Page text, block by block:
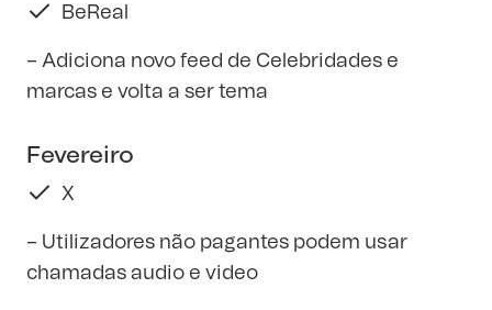
BeReal
– Adiciona novo feed de Celebridades e
marcas e volta a ser tema
Fevereiro
X
– Utilizadores não pagantes podem usar
chamadas audio e video